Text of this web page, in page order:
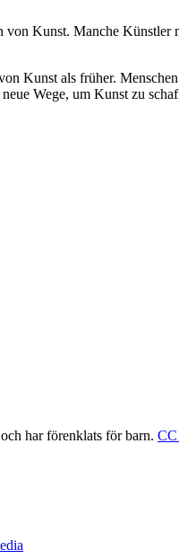
Kunst. Manche Künstler
Kunst als früher.
Wege, um Kunst zu
har förenklats för barn.